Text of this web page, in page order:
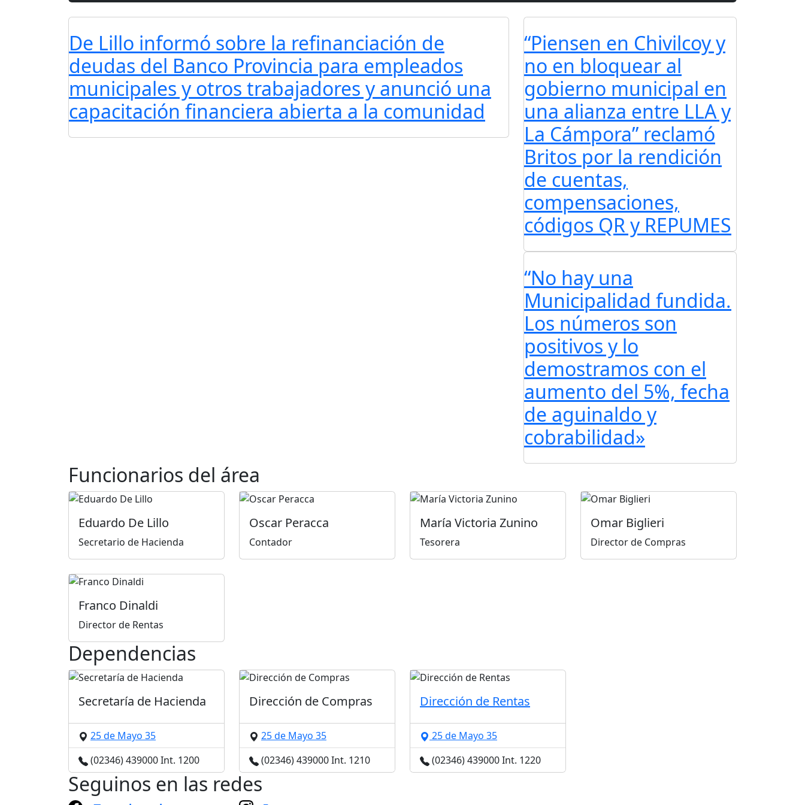
De Lillo informó sobre la refinanciación de
deudas del Banco Provincia para empleados
municipales y otros trabajadores y anunció una
capacitación financiera abierta a la comunidad
“Piensen en Chivilcoy y
no en bloquear al
gobierno municipal en
una alianza entre LLA y
La Cámpora” reclamó
Britos por la rendición
de cuentas,
compensaciones,
códigos QR y REPUMES
“No hay una
Municipalidad fundida.
Los números son
positivos y lo
demostramos con el
aumento del 5%, fecha
de aguinaldo y
cobrabilidad»
Funcionarios del área
Eduardo De Lillo
Secretario de Hacienda
Oscar Peracca
Contador
María Victoria Zunino
Tesorera
Omar Biglieri
Director de Compras
Franco Dinaldi
Director de Rentas
Dependencias
Secretaría de Hacienda
25 de Mayo 35
(02346) 439000 Int. 1200
Dirección de Compras
25 de Mayo 35
(02346) 439000 Int. 1210
Dirección de Rentas
25 de Mayo 35
(02346) 439000 Int. 1220
Seguinos en las redes